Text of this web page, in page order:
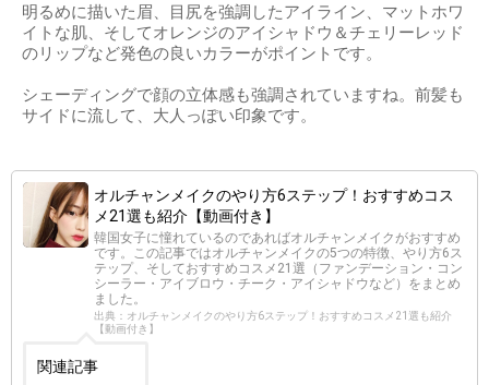
明るめに描いた眉、目尻を強調したアイライン、マットホワ
イトな肌、そしてオレンジのアイシャドウ＆チェリーレッド
のリップなど発色の良いカラーがポイントです。
シェーディングで顔の立体感も強調されていますね。前髪も
サイドに流して、大人っぽい印象です。
オルチャンメイクのやり方6ステップ！おすすめコス
メ21選も紹介【動画付き】
韓国女子に憧れているのであればオルチャンメイクがおすすめ
です。この記事ではオルチャンメイクの5つの特徴、やり方6ス
テップ、そしておすすめコスメ21選（ファンデーション・コン
シーラー・アイブロウ・チーク・アイシャドウなど）をまとめ
ました。
出典：オルチャンメイクのやり方6ステップ！おすすめコスメ21選も紹介
【動画付き】
関連記事